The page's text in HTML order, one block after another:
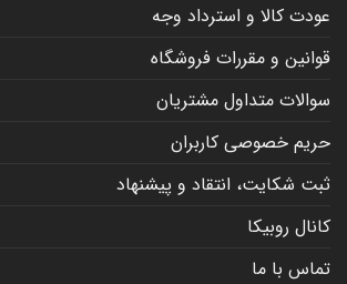
عودت کالا و استرداد وجه
قوانین و مقررات فروشگاه
سوالات متداول مشتریان
حریم خصوصی کاربران
ثبت شکایت، انتقاد و پیشنهاد
کانال روبیکا
تماس با ما